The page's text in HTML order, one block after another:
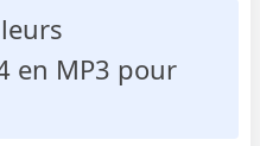
en MP3 pour